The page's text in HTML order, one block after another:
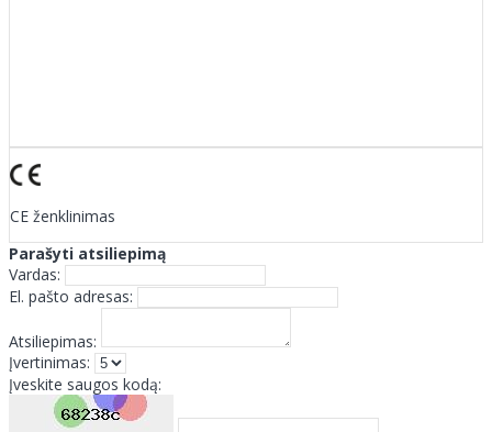
CE ženklinimas
Parašyti atsiliepimą
Vardas:
El. pašto adresas:
Atsiliepimas:
Įvertinimas:
Įveskite saugos kodą: